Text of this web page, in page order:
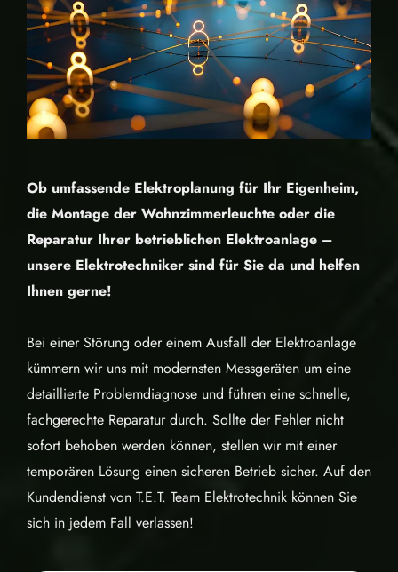
Ob umfassende Elektroplanung für Ihr Eigenheim,
die Montage der Wohnzimmerleuchte oder die
Reparatur Ihrer betrieblichen Elektroanlage –
unsere Elektrotechniker sind für Sie da und helfen
Ihnen gerne!
Bei einer Störung oder einem Ausfall der Elektroanlage
kümmern wir uns mit modernsten Messgeräten um eine
detaillierte Problemdiagnose und führen eine schnelle,
fachgerechte Reparatur durch. Sollte der Fehler nicht
sofort behoben werden können, stellen wir mit einer
temporären Lösung einen sicheren Betrieb sicher. Auf den
Kundendienst von T.E.T. Team Elektrotechnik können Sie
sich in jedem Fall verlassen!